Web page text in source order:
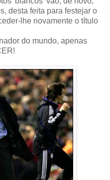
desta feita para festejar o
lhe novamente o título
do mundo, apenas